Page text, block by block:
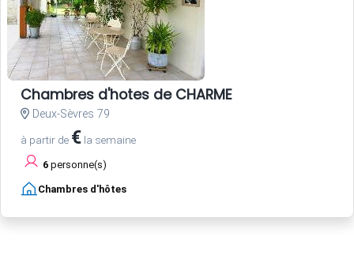
Chambres d'hotes de CHARME
Deux-Sèvres 79
à partir de € la semaine
6 personne(s)
Chambres d'hôtes